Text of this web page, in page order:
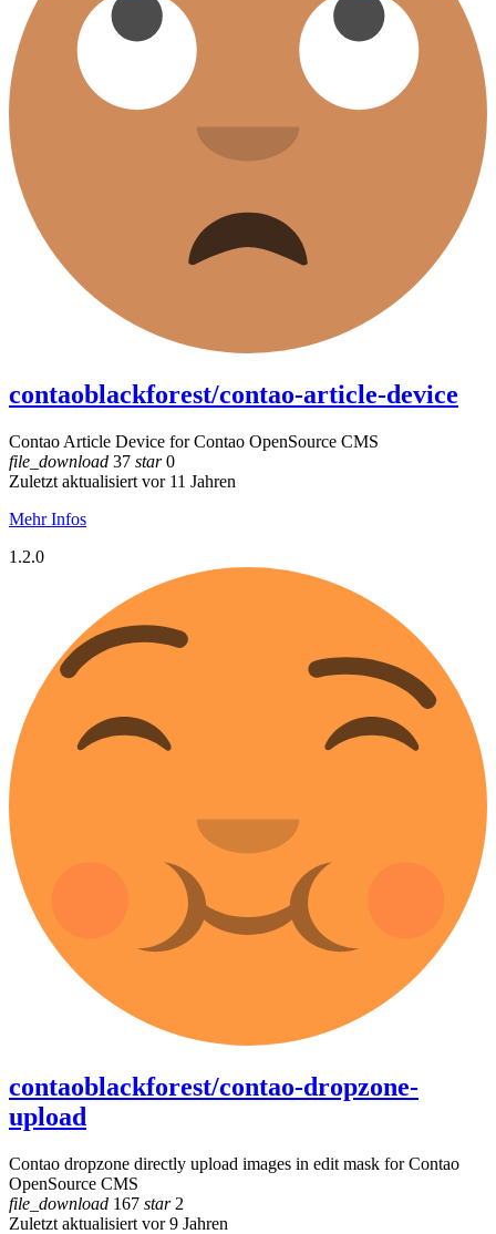
contaoblackforest/contao-article-device
Contao Article Device for Contao OpenSource CMS
file_download 37 star0
Zuletzt aktualisiert vor 11 Jahren
Mehr Infos
1.2.0
contaoblackforest/contao-dropzone-
upload
Contao dropzone directly upload images in edit mask for Contao
OpenSource CMS
file_download 167 star2
Zuletzt aktualisiert vor 9 Jahren